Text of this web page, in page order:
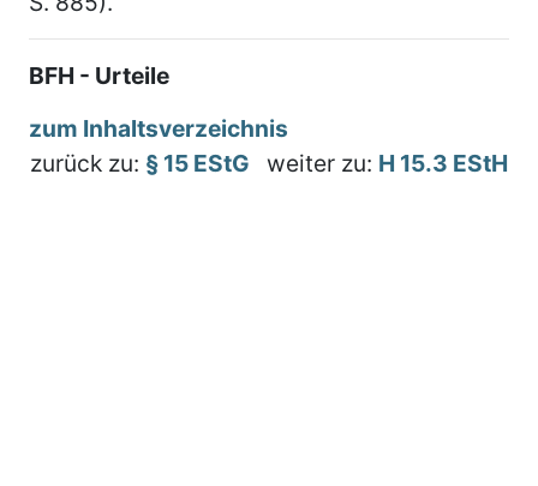
BFH - Urteile
zum Inhaltsverzeichnis
zurück zu: § 15 EStG weiter zu: H 15.3 EStH